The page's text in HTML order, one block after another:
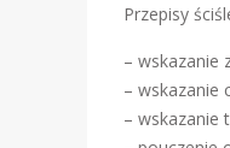
Przepisy
– wskazanie
– wskazanie
– wskazanie